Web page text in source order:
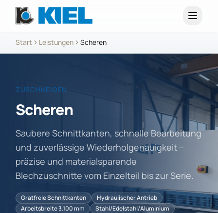
Start Leistungen Scheren
ZUSCHNEIDEN
Scheren
Saubere Schnittkanten, schnelle Bearbeitung
und zuverlässige Wiederholgenauigkeit –
präzise und materialsparende
Blechzuschnitte vom Einzelteil bis zur Serie.
Gratfreie Schnittkanten
Hydraulischer Antrieb
Arbeitsbreite 3.100 mm
Stahl/Edelstahl/Aluminium